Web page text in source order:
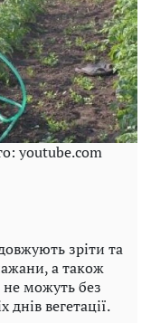
youtube.com
зріти та
а також
не можуть без
вегетації.